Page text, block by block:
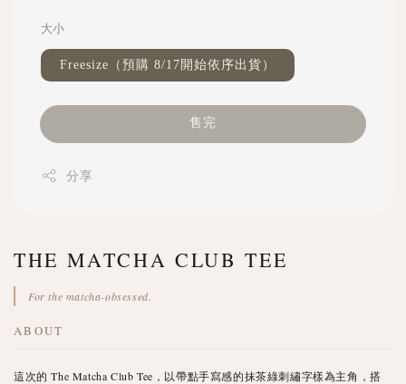
大小
Freesize（預購 8/17開始依序出貨）
售完
分享
THE MATCHA CLUB TEE
For the matcha-obsessed.
ABOUT
這次的 The Matcha Club Tee，以帶點手寫感的抹茶綠刺繡字樣為主角，搭